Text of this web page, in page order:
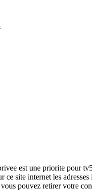
est une priorite pour
ce site internet les
pouvez retirer votre